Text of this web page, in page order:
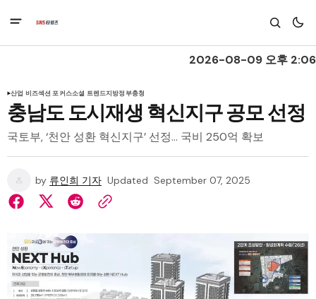
2026-08-09 오후 2:06
산업 비즈섹션 포커스소셜 트렌드지방정부충청
충남도 도시재생 혁신지구 공모 선정
국토부, ‘천안 성환 혁신지구’ 선정… 국비 250억 확보
by 류인희 기자 Updated September 07, 2025